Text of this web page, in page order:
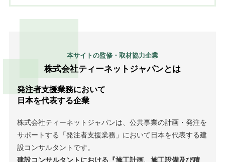
本サイトの監修・取材協力企業
株式会社ティーネットジャパンとは
発注者支援業務において
日本を代表する企業
株式会社ティーネットジャパンは、公共事業の計画・発注を
サポートする「発注者支援業務」において日本を代表する建
設コンサルタントです。
建設コンサルタントにおける『施工計画、施工設備及び積